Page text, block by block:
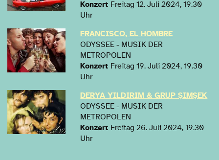
Konzert Freitag 12. Juli 2024, 19.30
Uhr
FRANCISCO, EL HOMBRE
ODYSSEE - MUSIK DER
METROPOLEN
Konzert Freitag 19. Juli 2024, 19.30
Uhr
DERYA YILDIRIM & GRUP ŞIMŞEK
ODYSSEE - MUSIK DER
METROPOLEN
Konzert Freitag 26. Juli 2024, 19.30
Uhr